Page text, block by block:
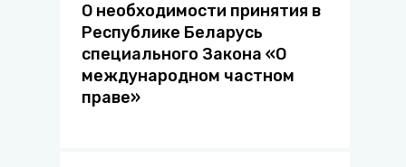
О необходимости принятия в
Республике Беларусь
специального Закона «О
международном частном
праве»